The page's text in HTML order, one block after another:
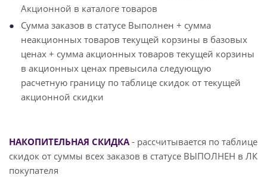
Акционной в каталоге товаров
Сумма заказов в статусе Выполнен + сумма
неакционных товаров текущей корзины в базовых
ценах + сумма акционных товаров текущей корзины
в акционных ценах превысила следующую
расчетную границу по таблице скидок от текущей
акционной скидки
НАКОПИТЕЛЬНАЯ СКИДКА- рассчитывается по таблице
скидок от суммы всех заказов в статусе ВЫПОЛНЕН в ЛК
покупателя